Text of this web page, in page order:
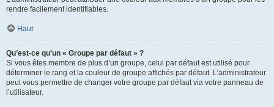
rendre facilement identifiables.
Haut
Qu’est-ce qu’un « Groupe par défaut » ?
Si vous êtes membre de plus d’un groupe, celui par défaut est utilisé pour
déterminer le rang et la couleur de groupe affichés par défaut. L’administrateur
peut vous permettre de changer votre groupe par défaut via votre panneau de
l’utilisateur.